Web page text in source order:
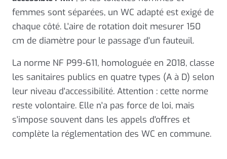
femmes sont séparées, un WC adapté est exigé de
chaque côté. L'aire de rotation doit mesurer 150
cm de diamètre pour le passage d'un fauteuil.
La norme NF P99-611, homologuée en 2018, classe
les sanitaires publics en quatre types (A à D) selon
leur niveau d'accessibilité. Attention : cette norme
reste volontaire. Elle n'a pas force de loi, mais
s'impose souvent dans les appels d'offres et
complète la réglementation des WC en commune.